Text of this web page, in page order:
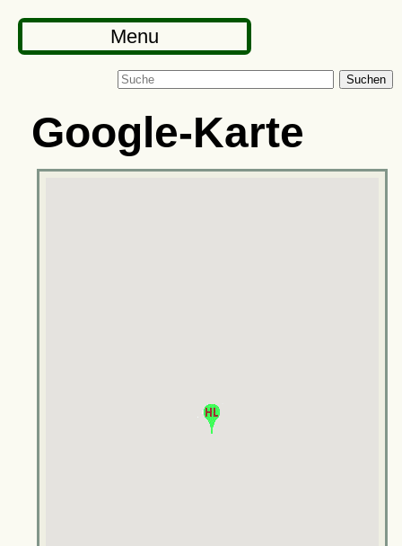
Menu
Suchen
Google-Karte